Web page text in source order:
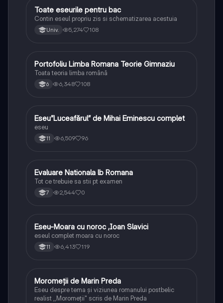
Limba și literatura română
Toate eseurile pentru bac
Contin eseul propriu zis si schematizarea acestuia
Univ. 5,274 108
Limba și literatura română
Portofoliu Limba Romana Teorie Gimnaziu
Toata teoria limba română
6 6,348 108
Limba și literatura română
Eseu”Luceafărul” de Mihai Eminescu complet
eseu
11 6,509 96
Limba și literatura română
Evaluare Nationala lb Romana
Tot ce trebuie sa stii pt examen
7 2,544 0
Limba și literatura română
Eseu-Moara cu noroc ,Ioan Slavici
eseul complet moara cu noroc
11 6,413 119
Limba și literatura română
Moromeții de Marin Preda
Eseu despre tema și viziunea romanului postbelic
realist ,,Moromeții" scris de Marin Preda